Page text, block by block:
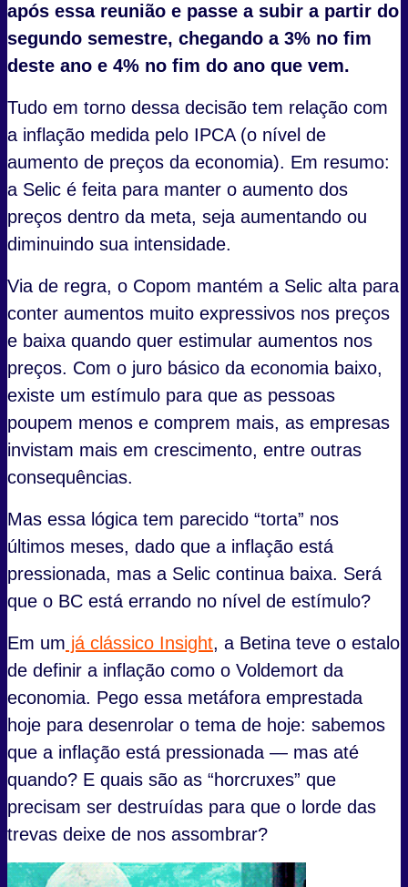
após essa reunião e passe a subir a partir do
segundo semestre, chegando a 3% no fim
deste ano e 4% no fim do ano que vem.
Tudo em torno dessa decisão tem relação com
a inflação medida pelo IPCA (o nível de
aumento de preços da economia). Em resumo:
a Selic é feita para manter o aumento dos
preços dentro da meta, seja aumentando ou
diminuindo sua intensidade.
Via de regra, o Copom mantém a Selic alta para
conter aumentos muito expressivos nos preços
e baixa quando quer estimular aumentos nos
preços. Com o juro básico da economia baixo,
existe um estímulo para que as pessoas
poupem menos e comprem mais, as empresas
invistam mais em crescimento, entre outras
consequências.
Mas essa lógica tem parecido “torta” nos
últimos meses, dado que a inflação está
pressionada, mas a Selic continua baixa. Será
que o BC está errando no nível de estímulo?
Em um já clássico Insight, a Betina teve o estalo
de definir a inflação como o Voldemort da
economia. Pego essa metáfora emprestada
hoje para desenrolar o tema de hoje: sabemos
que a inflação está pressionada — mas até
quando? E quais são as “horcruxes” que
precisam ser destruídas para que o lorde das
trevas deixe de nos assombrar?